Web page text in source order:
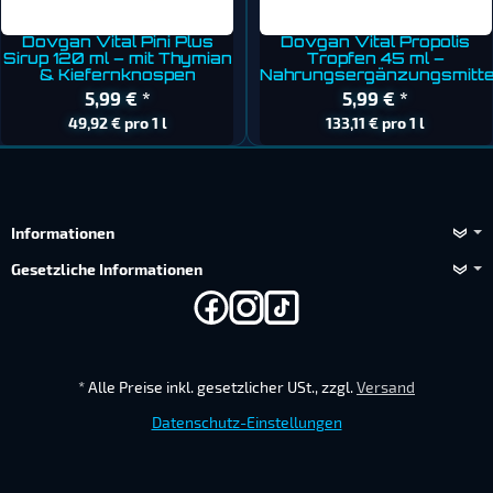
Dovgan Vital Pini Plus
Sirup 120 ml – mit Thymian
& Kiefernknospen
5,99 € *
49,92 € pro 1 l
Dovgan Vital Propolis
Tropfen 45 ml –
5,99 €*
133,11 € pro 1 l
Informationen
Gesetzliche Informationen
*Alle Preise inkl. gesetzlicher USt., zzgl.Versand
Datenschutz-Einstellungen